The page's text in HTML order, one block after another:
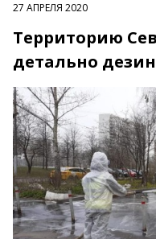
27 АПРЕЛЯ 2020
Территорию
детально